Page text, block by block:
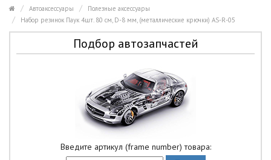
Автоаксессуары
Полезные аксессуары
Набор резинок Паук 4шт. 80 см, D-8 мм, (металлические крючки) AS-R-05
Подбор автозапчастей
Введите артикул (frame number) товара: